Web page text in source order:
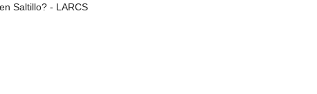
Saltillo? - LARCS